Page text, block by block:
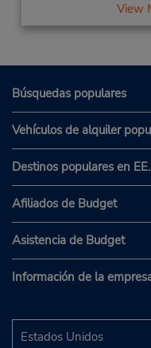
View
Búsquedas populares
Vehículos de alquiler
Destinos populares en
Afiliados de Budget
Asistencia de Budget
Información de la